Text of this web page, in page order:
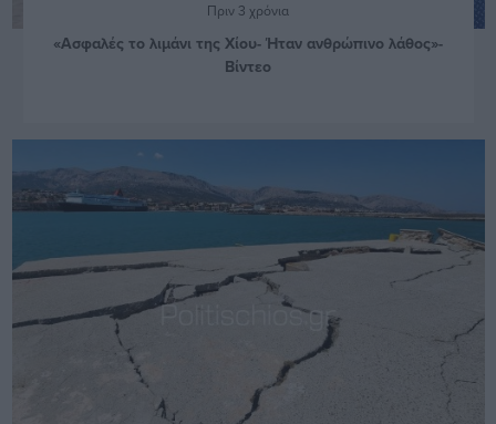
Πριν 3 χρόνια
«Ασφαλές το λιμάνι της Χίου- Ήταν ανθρώπινο λάθος»-
Βίντεο